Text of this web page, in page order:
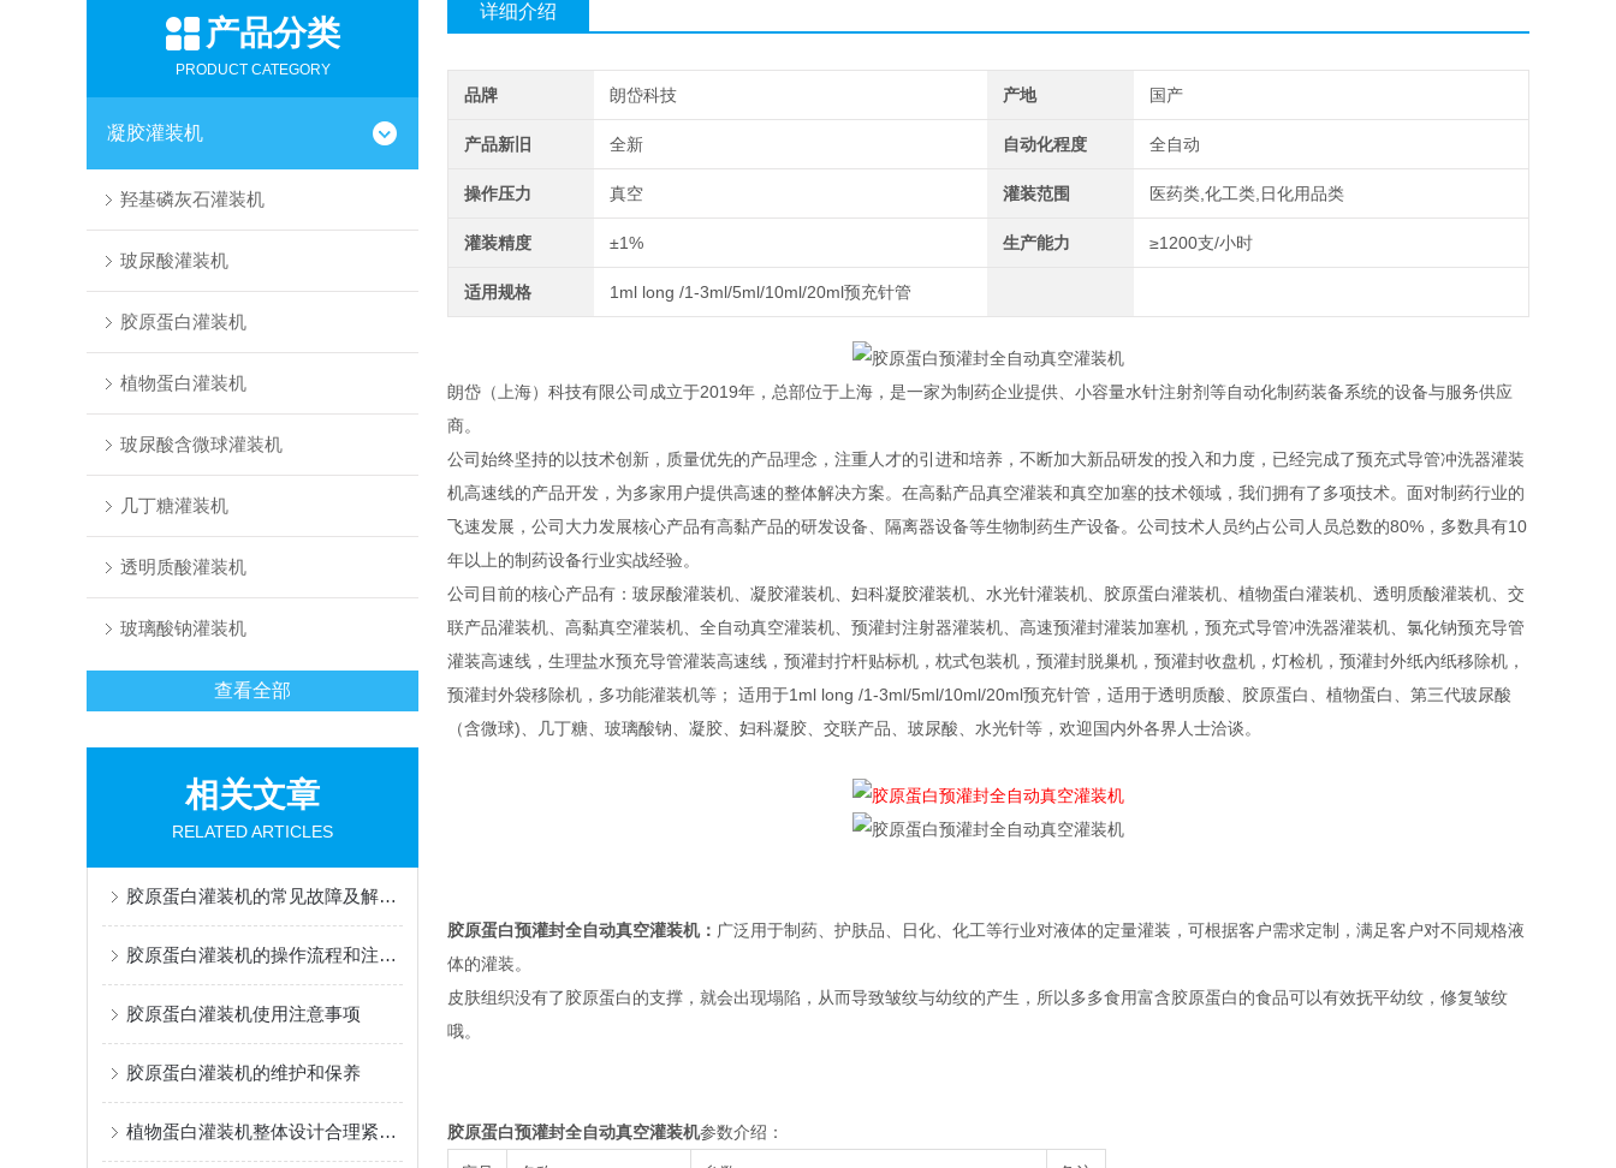
产品分类
PRODUCT CATEGORY
凝胶灌装机
羟基磷灰石灌装机
玻尿酸灌装机
胶原蛋白灌装机
植物蛋白灌装机
玻尿酸含微球灌装机
几丁糖灌装机
透明质酸灌装机
玻璃酸钠灌装机
查看全部
相关文章
RELATED ARTICLES
胶原蛋白灌装机的常见故障及解决办法有哪些？
胶原蛋白灌装机的操作流程和注意事项
胶原蛋白灌装机使用注意事项
胶原蛋白灌装机的维护和保养
植物蛋白灌装机整体设计合理紧凑，占地面积小
详细介绍
品牌 朗岱科技 产地 国产
产品新旧 全新 自动化程度 全自动
操作压力 真空 灌装范围 医药类,化工类,日化用品类
灌装精度 ±1% 生产能力 ≥1200支/小时
适用规格 1ml long /1-3ml/5ml/10ml/20ml预充针管
朗岱（上海）科技有限公司成立于2019年，总部位于上海，是一家为制药企业提供、小容量水针注射剂等自动化制药装备系统的设备与服务供应
商。
公司始终坚持的以技术创新，质量优先的产品理念，注重人才的引进和培养，不断加大新品研发的投入和力度，已经完成了预充式导管冲洗器灌装
机高速线的产品开发，为多家用户提供高速的整体解决方案。在高黏产品真空灌装和真空加塞的技术领域，我们拥有了多项技术。面对制药行业的
飞速发展，公司大力发展核心产品有高黏产品的研发设备、隔离器设备等生物制药生产设备。公司技术人员约占公司人员总数的80%，多数具有10
年以上的制药设备行业实战经验。
公司目前的核心产品有：玻尿酸灌装机、凝胶灌装机、妇科凝胶灌装机、水光针灌装机、胶原蛋白灌装机、植物蛋白灌装机、透明质酸灌装机、交
联产品灌装机、高黏真空灌装机、全自动真空灌装机、预灌封注射器灌装机、高速预灌封灌装加塞机，预充式导管冲洗器灌装机、氯化钠预充导管
灌装高速线，生理盐水预充导管灌装高速线，预灌封拧杆贴标机，枕式包装机，预灌封脱巢机，预灌封收盘机，灯检机，预灌封外纸內纸移除机，
预灌封外袋移除机，多功能灌装机等； 适用于1ml long /1-3ml/5ml/10ml/20ml预充针管，适用于透明质酸、胶原蛋白、植物蛋白、第三代玻尿酸
（含微球)、几丁糖、玻璃酸钠、凝胶、妇科凝胶、交联产品、玻尿酸、水光针等，欢迎国内外各界人士洽谈。
胶原蛋白预灌封全自动真空灌装机： 广泛用于制药、护肤品、日化、化工等行业对液体的定量灌装，可根据客户需求定制，满足客户对不同规格液
体的灌装。
皮肤组织没有了胶原蛋白的支撑，就会出现塌陷，从而导致皱纹与幼纹的产生，所以多多食用富含胶原蛋白的食品可以有效抚平幼纹，修复皱纹
哦。
胶原蛋白预灌封全自动真空灌装机参数介绍：